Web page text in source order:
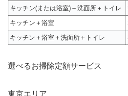
キッチン(または浴室)＋洗面所＋トイレ
キッチン＋浴室
キッチン＋浴室＋洗面所＋トイレ
選べるお掃除定額サービス
東京エリア